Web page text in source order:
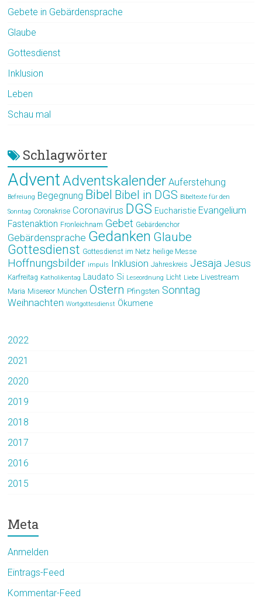
Gebete in Gebärdensprache
Glaube
Gottesdienst
Inklusion
Leben
Schau mal
Schlagwörter
AdventAdventskalender Auferstehung
Befreiung Begegnung Bibel Bibel in DGS Bibeltexte für den
Sonntag Coronakrise Coronavirus DGS Eucharistie Evangelium
Fastenaktion Fronleichnam Gebet Gebärdenchor
Gebärdensprache Gedanken Glaube
Gottesdienst Gottesdienst im Netz heilige Messe
Hoffnungsbilder impuls Inklusion Jahreskreis Jesaja Jesus
Karfreitag Katholikentag Laudato Si Leseordnung Licht Liebe Livestream
Maria Misereor München Ostern Pfingsten Sonntag
Weihnachten Wortgottesdienst Ökumene
2022
2021
2020
2019
2018
2017
2016
2015
Meta
Anmelden
Eintrags-Feed
Kommentar-Feed